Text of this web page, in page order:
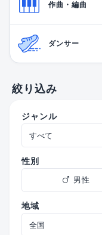
作曲・編曲
ダンサー
絞り込み
ジャンル
性別
男性
地域